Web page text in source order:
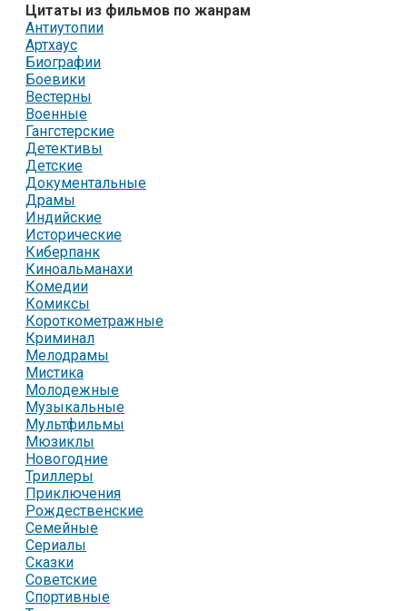
Цитаты из фильмов по жанрам
Антиутопии
Артхаус
Биографии
Боевики
Вестерны
Военные
Гангстерские
Детективы
Детские
Документальные
Драмы
Индийские
Исторические
Киберпанк
Киноальманахи
Комедии
Комиксы
Короткометражные
Криминал
Мелодрамы
Мистика
Молодежные
Музыкальные
Мультфильмы
Мюзиклы
Новогодние
Триллеры
Приключения
Рождественские
Семейные
Сериалы
Сказки
Советские
Спортивные